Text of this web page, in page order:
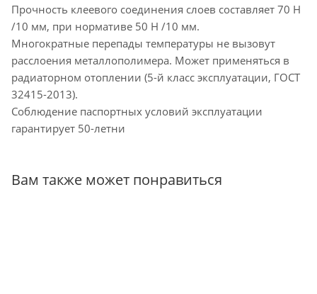
Прочность клеевого соединения слоев составляет 70 Н
/10 мм, при нормативе 50 Н /10 мм.
Многократные перепады температуры не вызовут
расслоения металлополимера. Может применяться в
радиаторном отоплении (5-й класс эксплуатации, ГОСТ
32415-2013).
Соблюдение паспортных условий эксплуатации
гарантирует 50-летни
Вам также может понравиться